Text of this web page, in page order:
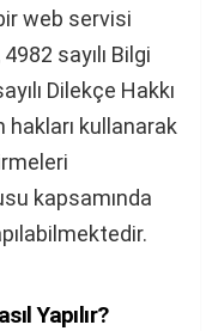
web servisi
sayılı Bilgi
Dilekçe Hakkı
hakları kullanarak
kapsamında
Yapılır?